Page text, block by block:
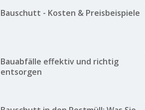
Bauschutt - Kosten & Preisbeispiele
Bauabfälle effektiv und richtig
entsorgen